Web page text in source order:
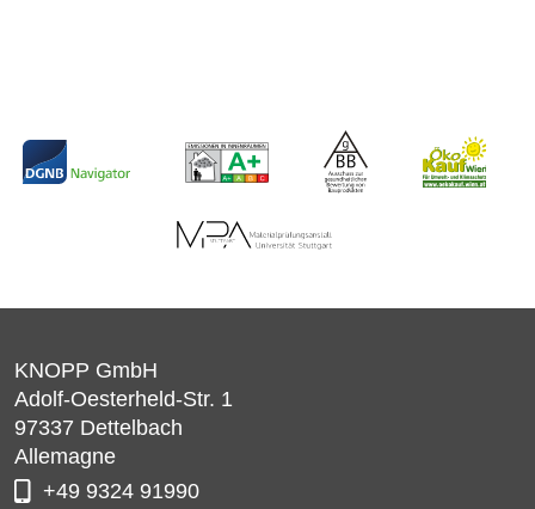
KNOPP GmbH
Adolf-Oesterheld-Str. 1
97337 Dettelbach
Allemagne
+49 9324 91990